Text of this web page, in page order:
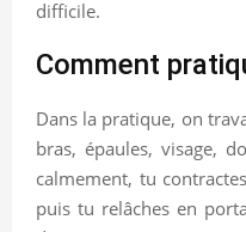
difficile.
Comment
Dans la pratique, on
bras, épaules, visage,
calmement, tu
puis tu relâches en